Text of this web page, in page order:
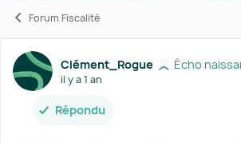
Forum Fiscalité
Forum Discussion
Clément_Rogue Écho
il y a 1 an
Répondu